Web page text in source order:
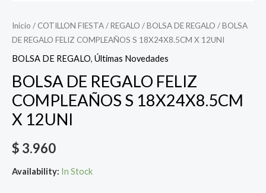
Inicio / COTILLON FIESTA/REGALO /BOLSA DE REGALO / BOLSA
DE REGALO FELIZ COMPLEAÑOS S 18X24X8.5CM X 12UNI
BOLSA DE REGALO, Últimas Novedades
BOLSA DE REGALO FELIZ
COMPLEAÑOS S 18X24X8.5CM
X 12UNI
$ 3.960
Availability: In Stock